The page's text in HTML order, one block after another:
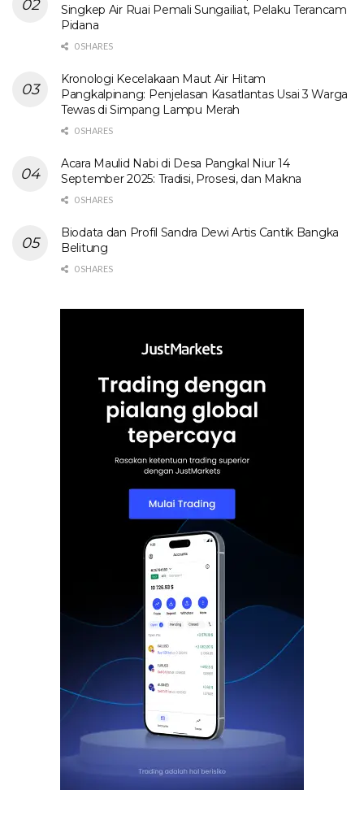
Singkep Air Ruai Pemali Sungailiat, Pelaku Terancam
Pidana
0 SHARES
Kronologi Kecelakaan Maut Air Hitam
Pangkalpinang: Penjelasan Kasatlantas Usai 3 Warga
Tewas di Simpang Lampu Merah
0 SHARES
Acara Maulid Nabi di Desa Pangkal Niur 14
September 2025: Tradisi, Prosesi, dan Makna
0 SHARES
Biodata dan Profil Sandra Dewi Artis Cantik Bangka
Belitung
0 SHARES